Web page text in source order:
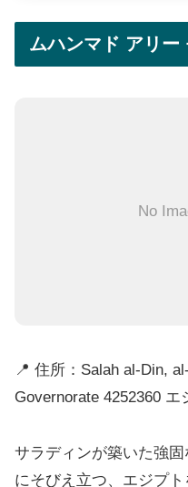
ムハンマド アリー
No
📍 住所：Salah al-Din,
Governorate 4252360 エ
サラディンが築いた強
にそびえ立つ、エジプ